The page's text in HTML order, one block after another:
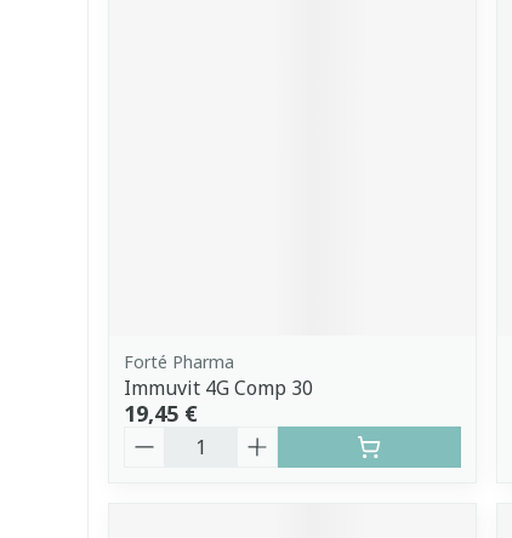
Forté Pharma
Immuvit 4G Comp 30
19,45 €
Quantité